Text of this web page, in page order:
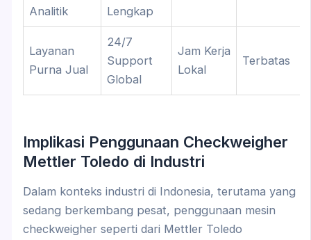
Analitik
Lengkap
Layanan
Purna Jual
24/7
Support
Global
Jam Kerja
Lokal
Terbatas
Implikasi Penggunaan Checkweigher
Mettler Toledo di Industri
Dalam konteks industri di Indonesia, terutama yang
sedang berkembang pesat, penggunaan mesin
checkweigher seperti dari Mettler Toledo